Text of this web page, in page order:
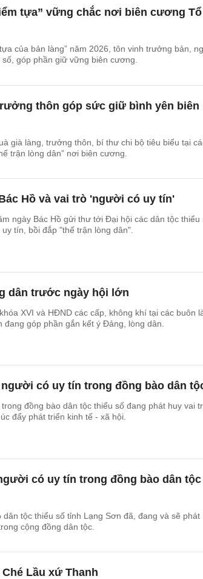
tựa” vững chắc nơi biên cương Tổ
của bản làng” năm 2026, tôn vinh trưởng bản,
góp phần giữ vững biên cương.
thôn góp sức giữ bình yên biên
già làng, trưởng thôn, bí thư chi bộ tiêu biểu tại
trận lòng dân” nơi biên cương.
Hồ và vai trò 'người có uy tín'
ngày Bác Hồ gửi thư tới Đại hội các dân tộc thiểu
tín, bồi đắp "thế trận lòng dân".
dân trước ngày hội lớn
XVI và HĐND các cấp, không khí tại các buôn
góp phần gắn kết ý Đảng, lòng dân.
có uy tín trong đồng bào dân
đồng bào dân tộc thiểu số đang phát huy vai
đẩy phát triển kinh tế - xã hội.
có uy tín trong đồng bào dân tộc
tộc thiểu số tỉnh Lạng Sơn đã, đang và sẽ phát
cộng đồng dân tộc.
Lầu xứ Thanh